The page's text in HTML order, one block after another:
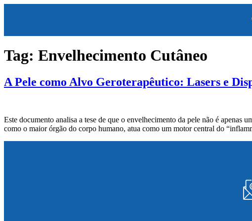
Tag: Envelhecimento Cutâneo
A Pele como Alvo Geroterapêutico: Lasers e
Este documento analisa a tese de que o envelhecimento da pele não é
como o maior órgão do corpo humano, atua como um motor central do